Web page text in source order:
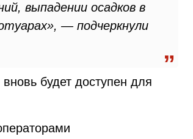
выпадении осадков в
— подчеркнули
будет доступен для